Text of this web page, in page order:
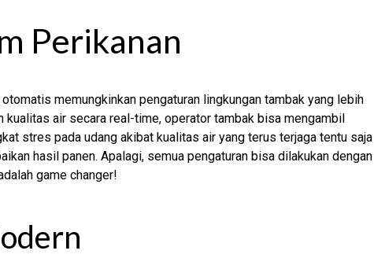
Perikanan
memungkinkan pengaturan lingkungan tambak yang lebih
air secara real-time, operator tambak bisa mengambil
stres pada udang akibat kualitas air yang terus terjaga tentu saja
hasil panen. Apalagi, semua pengaturan bisa dilakukan dengan
game changer!